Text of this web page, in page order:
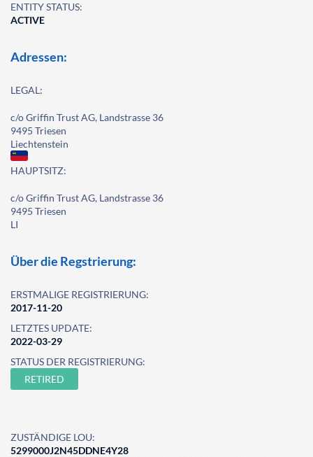
ENTITY STATUS:
ACTIVE
Adressen:
LEGAL:
c/o Griffin Trust AG, Landstrasse 36
9495 Triesen
Liechtenstein
HAUPTSITZ:
c/o Griffin Trust AG, Landstrasse 36
9495 Triesen
LI
Über die Regstrierung:
ERSTMALIGE REGISTRIERUNG:
2017-11-20
LETZTES UPDATE:
2022-03-29
STATUS DER REGISTRIERUNG:
RETIRED
ZUSTÄNDIGE LOU:
5299000J2N45DDNE4Y28